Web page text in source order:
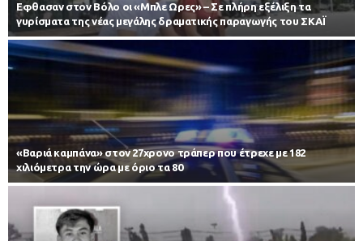
Εφθασαν στον Βόλο οι «Μπλε Ωρες» – Σε πλήρη εξέλιξη τα
γυρίσματα της νέας μεγάλης δραματικής παραγωγής του ΣΚΑΪ
«Βαριά καμπάνα» στον 27χρονο τράπερ που έτρεχε με 182
χιλιόμετρα την ώρα με όριο τα 80